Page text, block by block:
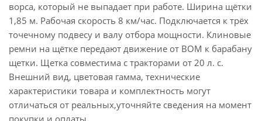
ворса, который не выпадает при работе. Ширина щётки
1,85 м. Рабочая скорость 8 км/час. Подключается к трёх
точечному подвесу и валу отбора мощности. Клиновые
ремни на щётке передают движение от ВОМ к барабану
щетки. Щетка совместима с тракторами от 20 л. с.
Внешний вид, цветовая гамма, технические
характеристики товара и комплектность могут
отличаться от реальных,уточняйте сведения на момент
покупки и оплаты.